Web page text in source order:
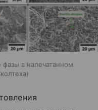
фазы в напечатанном